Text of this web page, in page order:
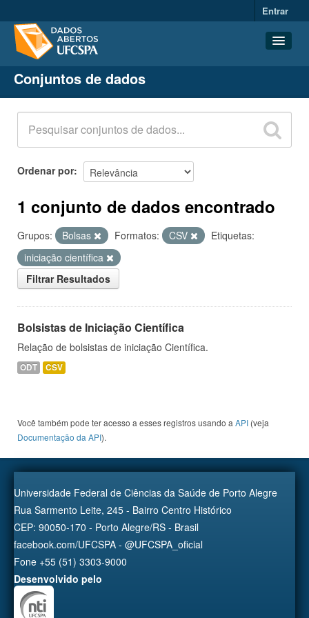
Entrar
Conjuntos de dados
Organizações
Grupos
Sobre
Conjuntos de dados
Ordenar por
1 conjunto de dados encontrado
Grupos: Bolsas Formatos: CSV
Etiquetas:
iniciação científica
Filtrar Resultados
Bolsistas de Iniciação Científica
Relação de bolsistas de iniciação Científica.
ODT CSV
Você também pode ter acesso a esses registros usando a API (veja
Documentação da API).
Universidade Federal de Ciências da Saúde de Porto Alegre
Rua Sarmento Leite, 245 - Bairro Centro Histórico
CEP: 90050-170 - Porto Alegre/RS - Brasil
facebook.com/UFCSPA - @UFCSPA_oficial
Fone +55 (51) 3303-9000
Desenvolvido pelo